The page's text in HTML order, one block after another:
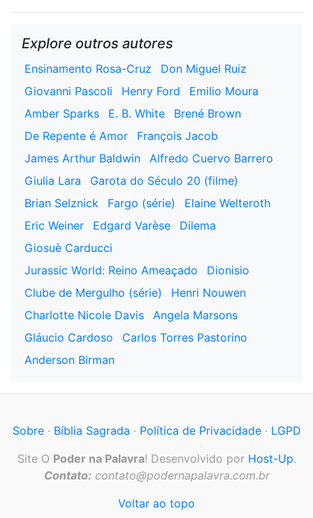
Explore outros autores
Ensinamento Rosa-Cruz
Don Miguel Ruiz
Giovanni Pascoli
Henry Ford
Emilio Moura
Amber Sparks
E. B. White
Brené Brown
De Repente é Amor
François Jacob
James Arthur Baldwin
Alfredo Cuervo Barrero
Giulia Lara
Garota do Século 20 (filme)
Brian Selznick
Fargo (série)
Elaine Welteroth
Eric Weiner
Edgard Varèse
Dilema
Giosuè Carducci
Jurassic World: Reino Ameaçado
Dionisio
Clube de Mergulho (série)
Henri Nouwen
Charlotte Nicole Davis
Angela Marsons
Gláucio Cardoso
Carlos Torres Pastorino
Anderson Birman
Sobre· Bíblia Sagrada · Política de Privacidade· LGPD
Site O Poder na Palavra! Desenvolvido por Host-Up.
Contato: contato@podernapalavra.com.br
Voltar ao topo